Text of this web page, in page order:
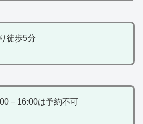
徒歩5分
– 16:00は予約不可